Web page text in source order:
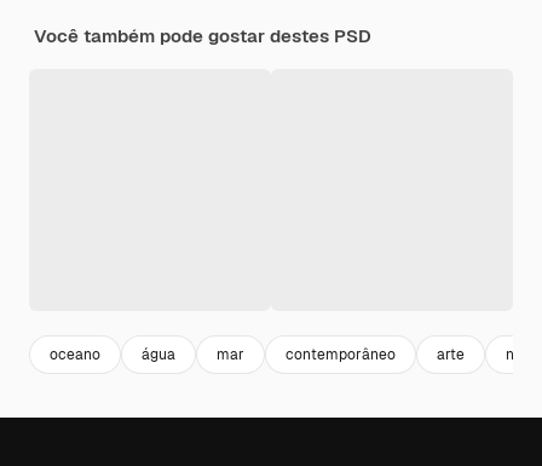
Você também pode gostar destes PSD
oceano água mar contemporâneo arte na